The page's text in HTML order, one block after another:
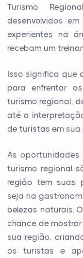
Turismo
desenvolvidos
experientes na
recebam um
Isso significa que
para enfrentar
turismo regional,
até a
de turistas em sua
As
turismo regional
região tem suas
seja na
belezas naturais.
chance de
sua região,
os turistas e